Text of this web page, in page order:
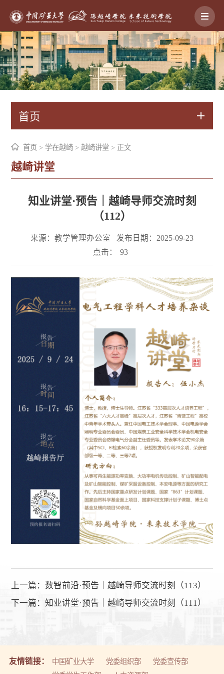
首页
越崎讲堂
首页 > 学在越崎 >越崎讲堂 > 正文
知业讲堂·预告｜越崎导师交流时刻
（112）
来源：教学管理办公室
发布日期：2025-09-23
点击：
93
上一篇：数智前沿·预告｜越崎导师交流时刻（113）
下一篇：知业讲堂·预告｜越崎导师交流时刻（111）
友情链接： 中国矿业大学 党委组织部
党委宣传部